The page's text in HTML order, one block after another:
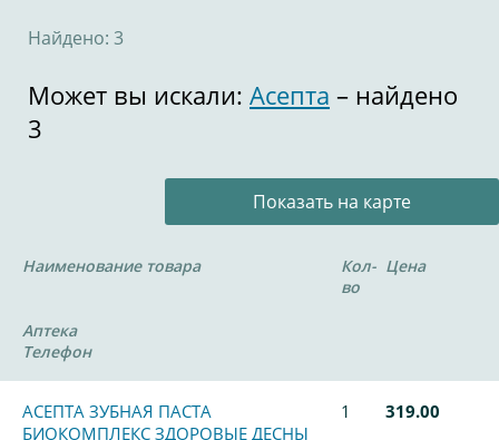
Найдено: 3
Может вы искали: Асепта – найдено
3
Показать на карте
Наименование товара
Кол-
во
Цена
Аптека
Телефон
АСЕПТА ЗУБНАЯ ПАСТА
БИОКОМПЛЕКС ЗДОРОВЫЕ ДЕСНЫ
1 319.00